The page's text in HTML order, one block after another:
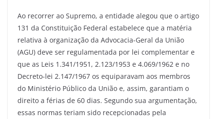
Ao recorrer ao Supremo, a entidade alegou que o artigo
131 da Constituição Federal estabelece que a matéria
relativa à organização da Advocacia-Geral da União
(AGU) deve ser regulamentada por lei complementar e
que as Leis 1.341/1951, 2.123/1953 e 4.069/1962 e no
Decreto-lei 2.147/1967 os equiparavam aos membros
do Ministério Público da União e, assim, garantiam o
direito a férias de 60 dias. Segundo sua argumentação,
essas normas teriam sido recepcionadas pela